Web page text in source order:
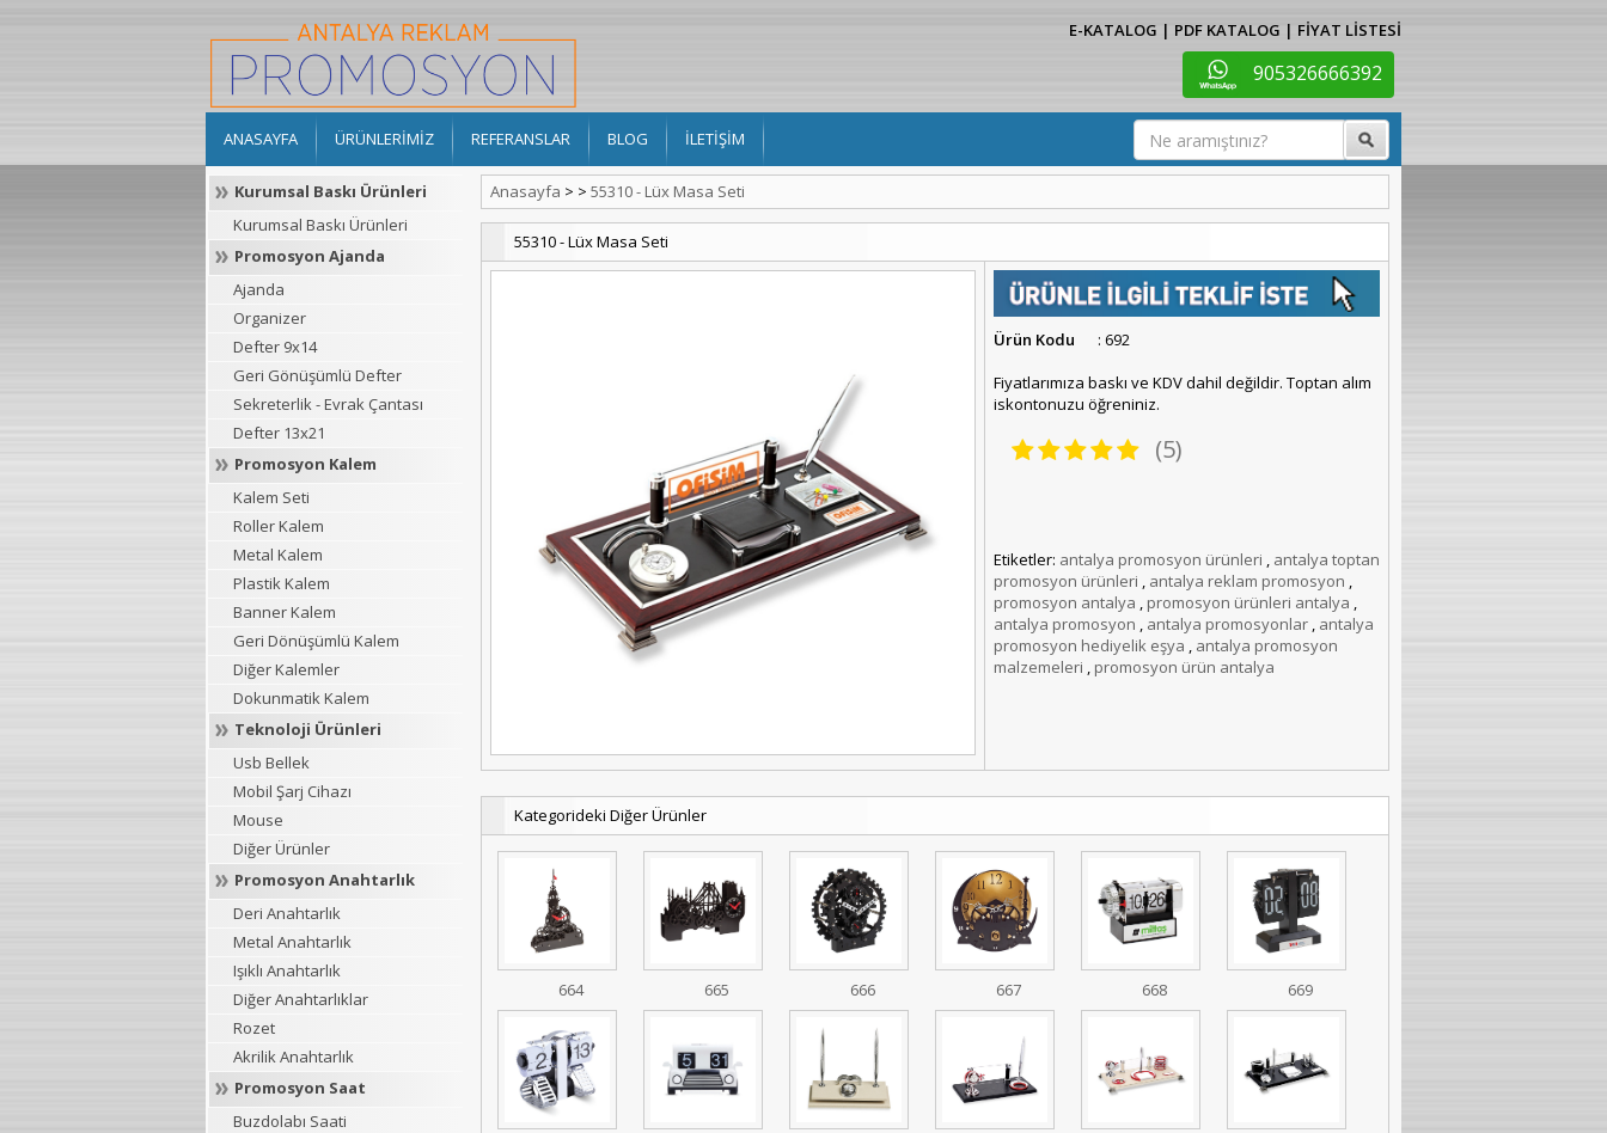
E-KATALOG | PDF KATALOG | FİYAT LİSTESİ
905326666392
ANASAYFA ÜRÜNLERİMİZ REFERANSLAR BLOG İLETİŞİM
Kurumsal Baskı Ürünleri
Kurumsal Baskı Ürünleri
Promosyon Ajanda
Ajanda
Organizer
Defter 9x14
Geri Gönüşümlü Defter
Sekreterlik - Evrak Çantası
Defter 13x21
Promosyon Kalem
Kalem Seti
Roller Kalem
Metal Kalem
Plastik Kalem
Banner Kalem
Geri Dönüşümlü Kalem
Diğer Kalemler
Dokunmatik Kalem
Teknoloji Ürünleri
Usb Bellek
Mobil Şarj Cihazı
Mouse
Diğer Ürünler
Promosyon Anahtarlık
Deri Anahtarlık
Metal Anahtarlık
Işıklı Anahtarlık
Diğer Anahtarlıklar
Rozet
Akrilik Anahtarlık
Promosyon Saat
Buzdolabı Saati
Anasayfa > > 55310 - Lüx Masa Seti
55310 - Lüx Masa Seti
Ürün Kodu
: 692
Fiyatlarımıza baskı ve KDV dahil değildir. Toptan alım
iskontonuzu öğreniniz.
(5)
Etiketler: antalya promosyon ürünleri , antalya toptan
promosyon ürünleri , antalya reklam promosyon ,
promosyon antalya , promosyon ürünleri antalya ,
antalya promosyon , antalya promosyonlar, antalya
promosyon hediyelik eşya , antalya promosyon
malzemeleri , promosyon ürün antalya
Kategorideki Diğer Ürünler
664 665 666 667 668 669